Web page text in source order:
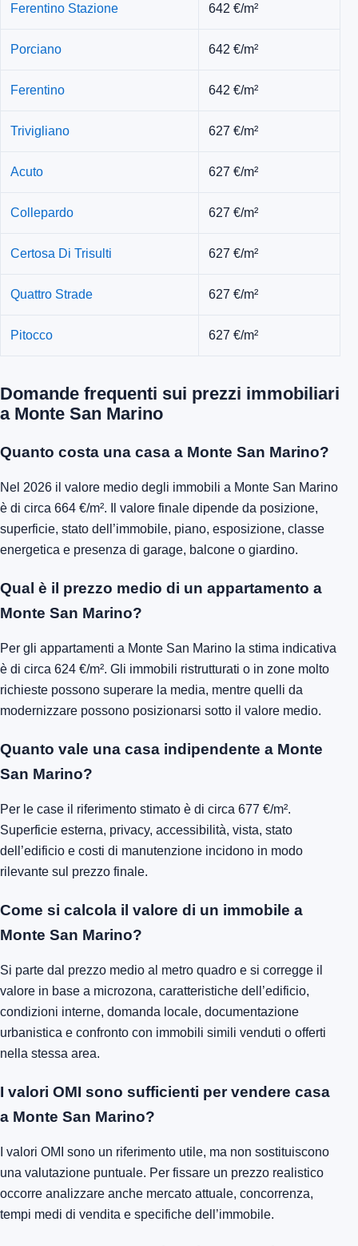
Ferentino Stazione 642 €/m²
Porciano 642 €/m²
Ferentino 642 €/m²
Trivigliano 627 €/m²
Acuto 627 €/m²
Collepardo 627 €/m²
Certosa Di Trisulti 627 €/m²
Quattro Strade 627 €/m²
Pitocco 627 €/m²
Domande frequenti sui prezzi immobiliari
a Monte San Marino
Quanto costa una casa a Monte San Marino?
Nel 2026 il valore medio degli immobili a Monte San Marino
è di circa 664 €/m². Il valore finale dipende da posizione,
superficie, stato dell’immobile, piano, esposizione, classe
energetica e presenza di garage, balcone o giardino.
Qual è il prezzo medio di un appartamento a
Monte San Marino?
Per gli appartamenti a Monte San Marino la stima indicativa
è di circa 624 €/m². Gli immobili ristrutturati o in zone molto
richieste possono superare la media, mentre quelli da
modernizzare possono posizionarsi sotto il valore medio.
Quanto vale una casa indipendente a Monte
San Marino?
Per le case il riferimento stimato è di circa 677 €/m².
Superficie esterna, privacy, accessibilità, vista, stato
dell’edificio e costi di manutenzione incidono in modo
rilevante sul prezzo finale.
Come si calcola il valore di un immobile a
Monte San Marino?
Si parte dal prezzo medio al metro quadro e si corregge il
valore in base a microzona, caratteristiche dell’edificio,
condizioni interne, domanda locale, documentazione
urbanistica e confronto con immobili simili venduti o offerti
nella stessa area.
I valori OMI sono sufficienti per vendere casa
a Monte San Marino?
I valori OMI sono un riferimento utile, ma non sostituiscono
una valutazione puntuale. Per fissare un prezzo realistico
occorre analizzare anche mercato attuale, concorrenza,
tempi medi di vendita e specifiche dell’immobile.